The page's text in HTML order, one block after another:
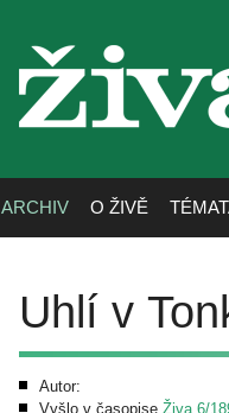
živa
ARCHIV O ŽIVĚ
Uhlí v
Autor:
Vyšlo v časopise Živa 6/